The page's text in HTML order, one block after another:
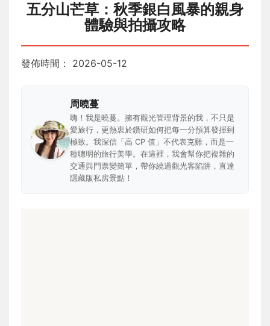
五分山芒草：秋季銀白風暴的親身
體驗與拍攝攻略
發佈時間： 2026-05-12
周曉蔓
嗨！我是曉蔓。擁有觀光管理背景的我，不只是
愛旅行，更熱衷於鑽研如何把每一分預算發揮到
極致。我深信「高 CP 值」不代表克難，而是一
種聰明的旅行美學。在這裡，我會幫你把複雜的
交通與門票變簡單，帶你繞過觀光客陷阱，直達
隱藏版私房景點！